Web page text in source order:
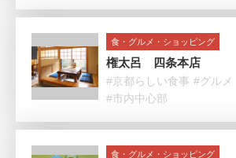
食・グルメ・ショッピング
権太呂 四条本店
#京都らしい食事 #グルメ
#市内中心部
食・グルメ・ショッピング